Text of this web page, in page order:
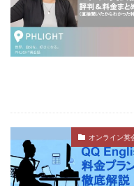
オンライン英